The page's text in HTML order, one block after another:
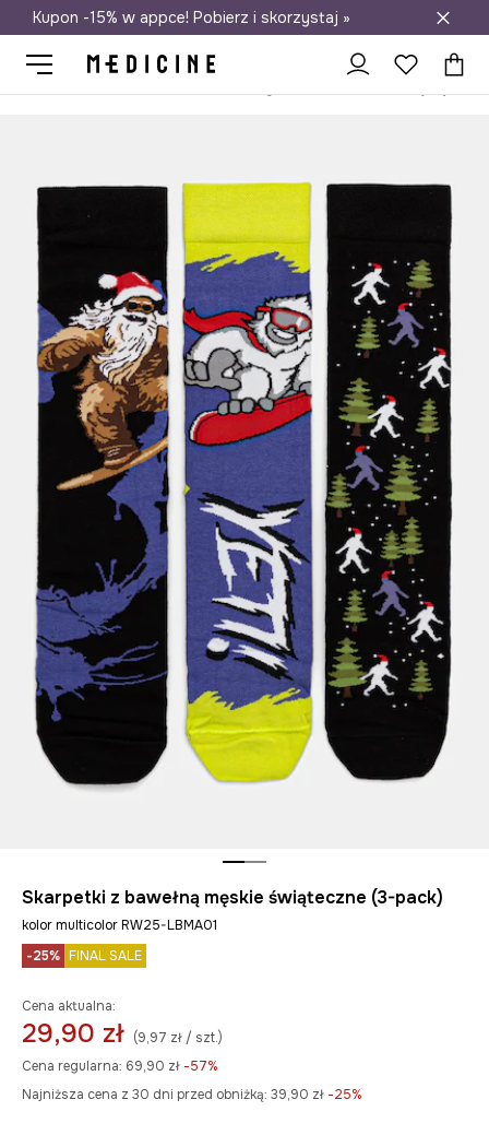
Darmowa dostawa do salonów
Kupon -15% w appce! Pobierz i skorzystaj »
Skarpetki z bawełną męskie świąteczne (3-pack)
kolor multicolor RW25-LBMA01
-25% FINAL SALE
Cena aktualna:
29,90 zł (9,97 zł / szt.)
Cena regularna: 69,90 zł -57%
Najniższa cena z 30 dni przed obniżką: 39,90 zł -25%